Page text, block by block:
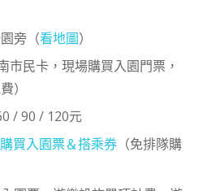
旁（看地圖）
市民卡，現場購買入園門票，
）
/ 90 / 120元
買入園票＆搭乘券（免排隊購